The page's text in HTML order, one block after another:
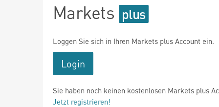
Markets
Loggen Sie sich in Ihren Markets plus Account ein.
Login
Sie haben noch keinen kostenlosen Markets plus
Jetzt registrieren!